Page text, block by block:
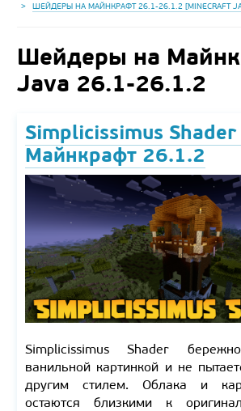
ШЕЙДЕРЫ НА МАЙНКРАФТ 26.1-26.1.2 [MINECRAFT
Шейдеры на
Java 26.1-26.1.2
Simplicissimus Shader
Майнкрафт 26.1.2
Simplicissimus Shader
ванильной картинкой и не
другим стилем. Облака и
остаются близкими к